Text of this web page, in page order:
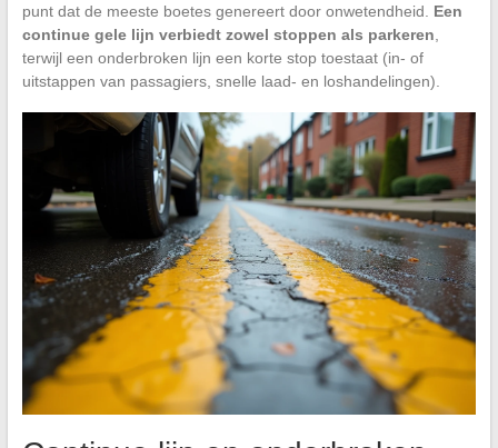
punt dat de meeste boetes genereert door onwetendheid. Een
continue gele lijn verbiedt zowel stoppen als parkeren
terwijl een onderbroken lijn een korte stop toestaat (in- of
uitstappen van passagiers, snelle laad- en loshandelingen).